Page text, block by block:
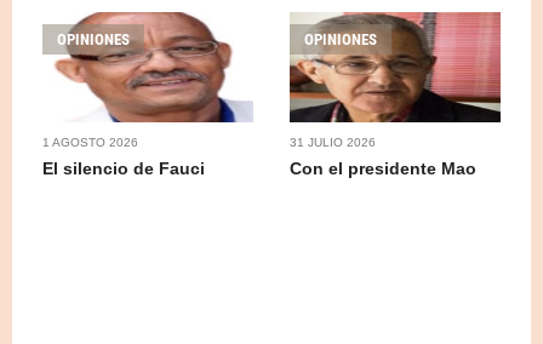
OPINIONES
1 AGOSTO 2026
El silencio de Fauci
OPINIONES
31 JULIO 2026
Con el presidente Mao